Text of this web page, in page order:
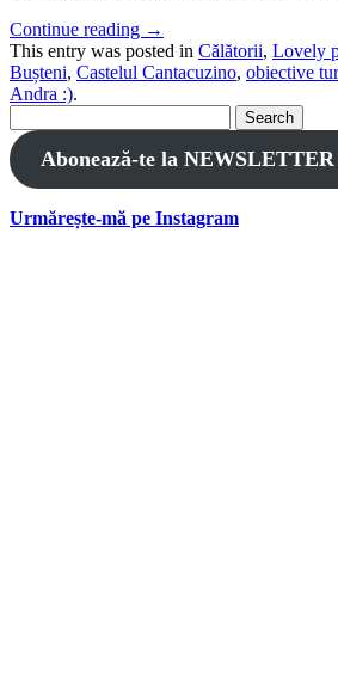
Continue reading →
This entry was posted in Călătorii, Lovely
Bușteni, Castelul Cantacuzino, obiective
Andra :).
for:
Abonează-te la
Urmărește-mă pe Instagram